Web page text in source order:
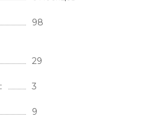
98
29
3
9